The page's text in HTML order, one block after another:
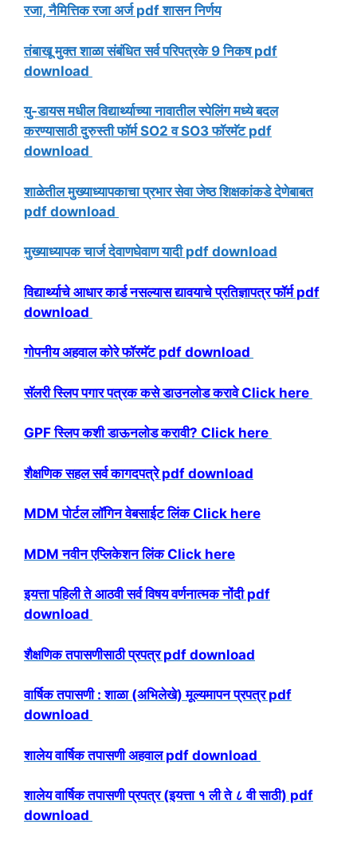
रजा, नैमित्तिक रजा अर्ज pdf शासन निर्णय
तंबाखू मुक्त शाळा संबंधित सर्व परिपत्रके 9 निकष pdf
download
यु-डायस मधील विद्यार्थ्याच्या नावातील स्पेलिंग मध्ये बदल
करण्यासाठी दुरुस्ती फॉर्म SO2 व SO3 फॉरमॅट pdf
download
शाळेतील मुख्याध्यापकाचा प्रभार सेवा जेष्ठ शिक्षकांकडे देणेबाबत
pdf download
मुख्याध्यापक चार्ज देवाणघेवाण यादी pdf download
विद्यार्थ्याचे आधार कार्ड नसल्यास द्यावयाचे प्रतिज्ञापत्र फॉर्म pdf
download
गोपनीय अहवाल कोरे फॉरमॅट pdf download
सॅलरी स्लिप पगार पत्रक कसे डाउनलोड करावे Click here
GPF स्लिप कशी डाऊनलोड करावी? Click here
शैक्षणिक सहल सर्व कागदपत्रे pdf download
MDM पोर्टल लॉगिन वेबसाईट लिंक Click here
MDM नवीन एप्लिकेशन लिंक Click here
इयत्ता पहिली ते आठवी सर्व विषय वर्णनात्मक नोंदी pdf
download
शैक्षणिक तपासणीसाठी प्रपत्र pdf download
वार्षिक तपासणी : शाळा (अभिलेखे) मूल्यमापन प्रपत्र pdf
download
शालेय वार्षिक तपासणी अहवाल pdf download
शालेय वार्षिक तपासणी प्रपत्र (इयत्ता १ ली ते ८ वी साठी) pdf
download